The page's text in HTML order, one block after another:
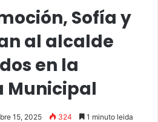
Sofía y
al alcalde
en la
Municipal
15, 2025 324 1 minuto leida